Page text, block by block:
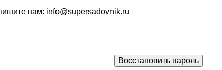
нам: info@supersadovnik.ru